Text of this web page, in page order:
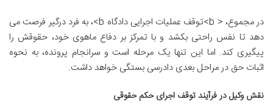
در مجموع، < b>توقف عملیات اجرایی دادگاه b>، به فرد درگیر فرصت می
دهد تا نفس راحتی بکشد و با تمرکز بر دفاع ماهوی خود، حقوقش را
پیگیری کند. اما این تنها یک مرحله است و سرانجام پرونده، به نحوه
اثبات حق در مراحل بعدی دادرسی بستگی خواهد داشت.
نقش وکیل در فرآیند توقف اجرای حکم حقوقی